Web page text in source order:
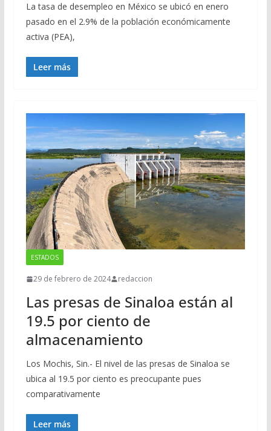
La tasa de desempleo en México se ubicó en enero
pasado en el 2.9% de la población económicamente
activa (PEA),
Leer más
ESTADOS
29 de febrero de 2024 redaccion
Las presas de Sinaloa están al
19.5 por ciento de
almacenamiento
Los Mochis, Sin.- El nivel de las presas de Sinaloa se
ubica al 19.5 por ciento es preocupante pues
comparativamente
Leer más